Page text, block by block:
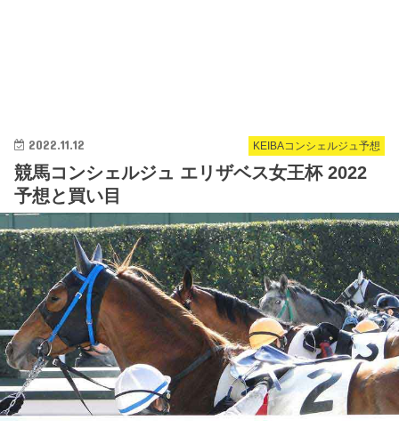
KEIBAコンシェルジュ予想
2022.11.12
競馬コンシェルジュ エリザベス女王杯 2022
予想と買い目